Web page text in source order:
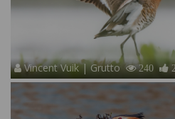
Vincent Vuik | Grutto 240